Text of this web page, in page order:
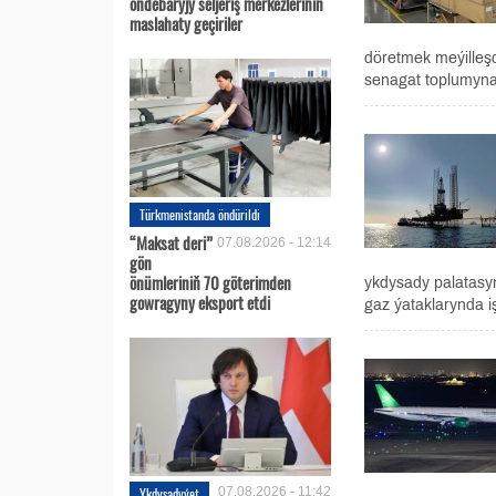
maslahaty geçiriler
Türkmenistanda öndürildi
07.08.2026 - 12:14
“Maksat deri”
gön
önümleriniň 70 göterimden
gowragyny eksport etdi
07.08.2026 - 11:42
döretmek
senagat
ykdysady
gaz ýataklarynda